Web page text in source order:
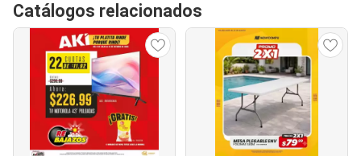
Catálogos relacionados